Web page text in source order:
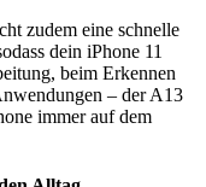
zudem eine schnelle
dein iPhone 11
beim Erkennen
– der A13
immer auf dem